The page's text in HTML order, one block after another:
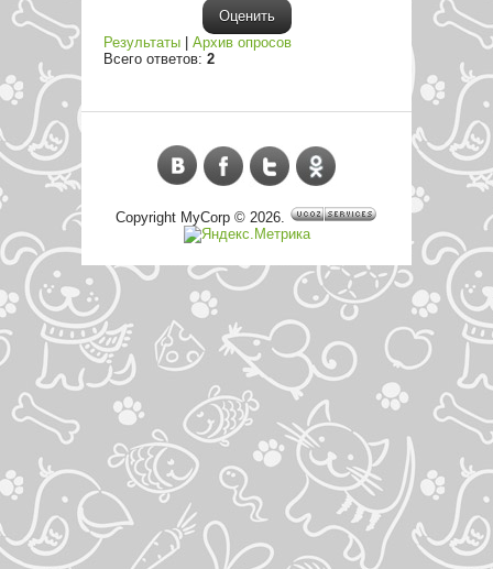
Результаты
Архив опросов
Всего ответов: 2
Copyright MyCorp © 2026.